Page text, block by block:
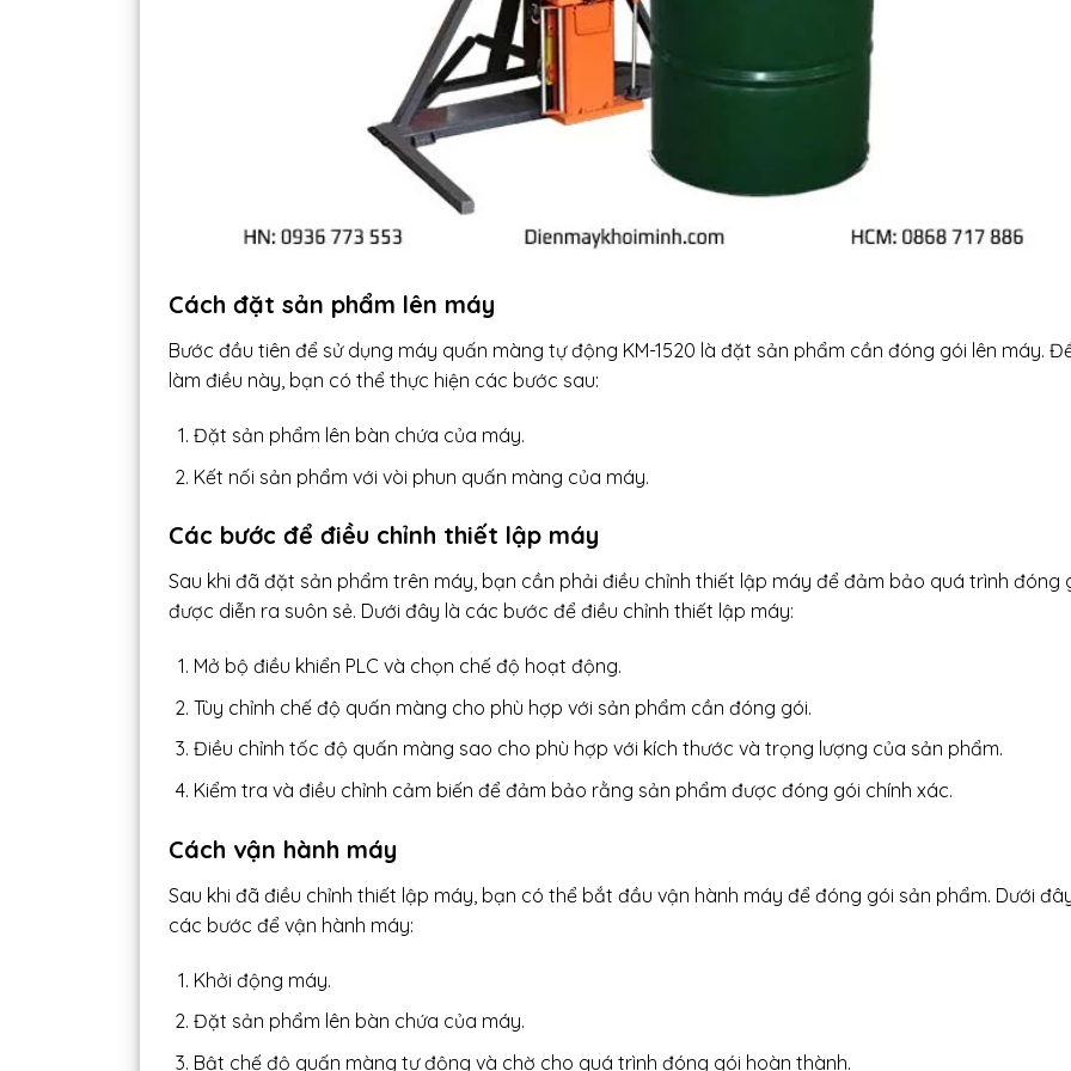
Cách đặt sản phẩm lên máy
Bước đầu tiên để sử dụng máy quấn màng tự động KM-1520 là đặt sản phẩm cần đóng gói lên máy.
làm điều này, bạn có thể thực hiện các bước sau:
Đặt sản phẩm lên bàn chứa của máy.
Kết nối sản phẩm với vòi phun quấn màng của máy.
Các bước để điều chỉnh thiết lập máy
Sau khi đã đặt sản phẩm trên máy, bạn cần phải điều chỉnh thiết lập máy để đảm bảo quá trình đóng
được diễn ra suôn sẻ. Dưới đây là các bước để điều chỉnh thiết lập máy:
Mở bộ điều khiển PLC và chọn chế độ hoạt động.
Tùy chỉnh chế độ quấn màng cho phù hợp với sản phẩm cần đóng gói.
Điều chỉnh tốc độ quấn màng sao cho phù hợp với kích thước và trọng lượng của sản phẩm.
Kiểm tra và điều chỉnh cảm biến để đảm bảo rằng sản phẩm được đóng gói chính xác.
Cách vận hành máy
Sau khi đã điều chỉnh thiết lập máy, bạn có thể bắt đầu vận hành máy để đóng gói sản phẩm. Dưới
các bước để vận hành máy:
Khởi động máy.
Đặt sản phẩm lên bàn chứa của máy.
Bật chế độ quấn màng tự động và chờ cho quá trình đóng gói hoàn thành.